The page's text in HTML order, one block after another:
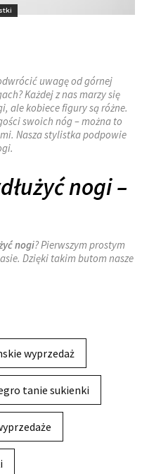
uwagę od górnej
Każdej z nas marzy się
ale kobiece figury są różne.
swoich nóg – można to
Nasza stylistka podpowie
nogi –
nogi? Pierwszym prostym
Dzięki takim butom nasze
wyprzedaż
tanie sukienki